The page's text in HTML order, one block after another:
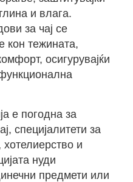
и влага.
за чај се
кон тежината,
осигурувајќи
е погодна за
специјалитети за
хотелиерство и
нуди
предмети или